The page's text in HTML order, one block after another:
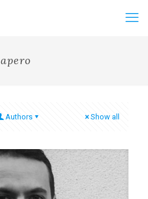
apero
Authors Show all